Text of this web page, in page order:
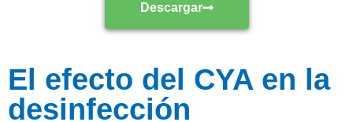
Descargar
El efecto del CYA en la
desinfección